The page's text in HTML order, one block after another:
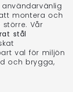
montera och
Vår
stål
val för miljön
och brygga,